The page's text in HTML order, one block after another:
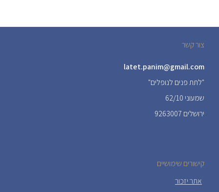
צור קשר
latet.panim@gmail.com
"לתת פנים לנופלים"
שמעוני 62/10
ירושלים 9263007
קישורים שימושיים
אתר יזכור